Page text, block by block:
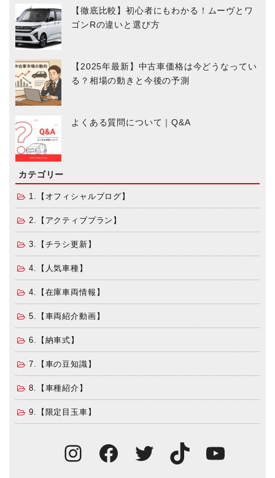
【徹底比較】初心者にもわかる！ムーヴとワ
ゴンRの違いと選び方
【2025年最新】中古車価格は今どうなってい
る？相場の動きと今後の予測
よくある質問について｜Q&A
カテゴリー
1.【オフィシャルブログ】
2.【アクティブプラン】
3.【チラシ更新】
4.【人気車種】
4.【在庫車両情報】
5.【車両紹介動画】
6.【納車式】
7.【車の豆知識】
8.【車種紹介】
9.【限定目玉車】
Instagram
Facebook
TwitterTikTok